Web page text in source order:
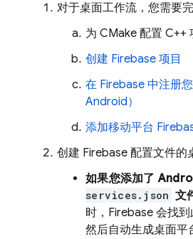
对于桌面工作流，您需要
为 CMake 配置 C++
创建 Firebase 项目
在 Firebase 中注册
Android）
添加移动平台
创建 Firebase 配置文件的
如果您添加了
services.json 文
时，Firebase 会找到
然后自动生成桌面平